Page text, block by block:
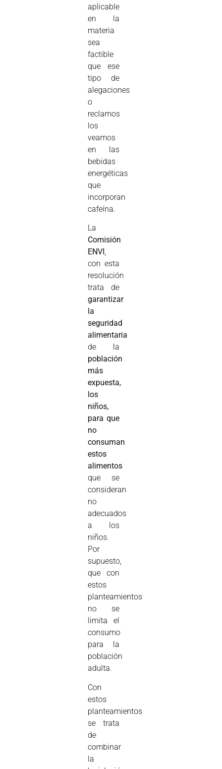
aplicable
en la
materia
sea
factible
que ese
tipo de
alegaciones
o
reclamos
los
veamos
en las
bebidas
energéticas
que
incorporan
cafeína.
La
Comisión
ENVI ,
con esta
resolución
trata de
garantizar
la
seguridad
alimentaria
de la
población
más
expuesta,
los
niños,
para que
no
consuman
estos
alimentos
que se
consideran
no
adecuados
a los
niños.
Por
supuesto,
que con
estos
planteamientos
no se
limita el
consumo
para la
población
adulta.
Con
estos
planteamientos
se trata
de
combinar
la